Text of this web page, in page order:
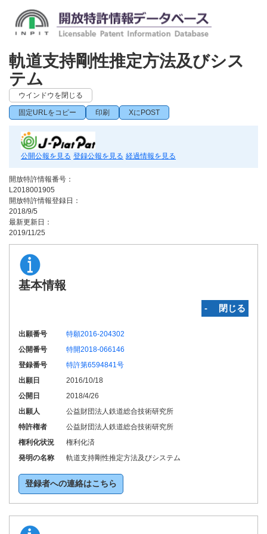
軌道支持剛性推定方法及びシス
テム
ウインドウを閉じる
固定URLをコピー 印刷 XにPOST
公開公報を見る 登録公報を見る 経過情報を見る
開放特許情報番号：
L2018001905
開放特許情報登録日：
2018/9/5
最新更新日：
2019/11/25
基本情報
‐ 閉じる
出願番号
特願2016-204302
公開番号
特開2018-066146
登録番号
特許第6594841号
出願日
2016/10/18
公開日
2018/4/26
出願人
公益財団法人鉄道総合技術研究所
特許権者
公益財団法人鉄道総合技術研究所
権利化状況
権利化済
発明の名称
軌道支持剛性推定方法及びシステム
登録者への連絡はこちら